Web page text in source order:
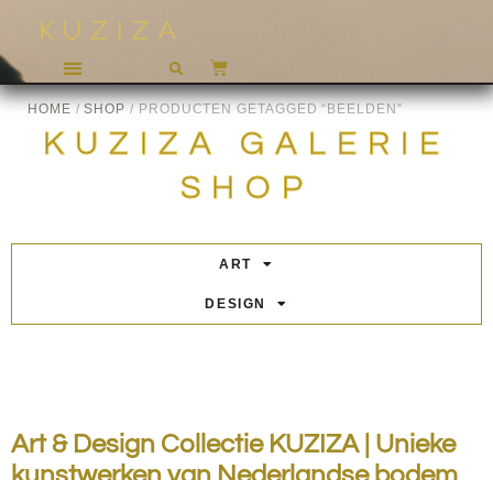
HOME /SHOP / PRODUCTEN GETAGGED “BEELDEN”
KUZIZA GALERIE
SHOP
ART
DESIGN
Art & Design Collectie KUZIZA | Unieke